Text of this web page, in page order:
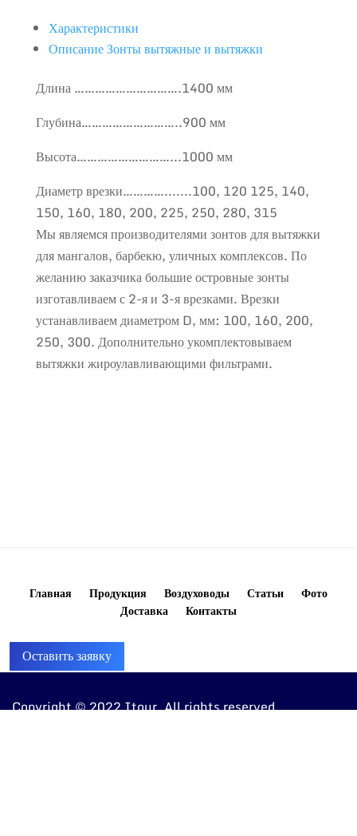
Характеристики
Описание Зонты вытяжные и вытяжки
Длина ………………………….1400 мм
Глубина………………………..900 мм
Высота………………………...1000 мм
Диаметр врезки………….......100, 120 125, 140,
150, 160, 180, 200, 225, 250, 280, 315
Мы являемся производителями зонтов для вытяжки
для мангалов, барбекю, уличных комплексов. По
желанию заказчика большие островные зонты
изготавливаем с 2-я и 3-я врезками. Врезки
устанавливаем диаметром D, мм: 100, 160, 200,
250, 300. Дополнительно укомплектовываем
вытяжки жироулавливающими фильтрами.
Главная Продукция Воздуховоды Статьи
Фото
Доставка
Контакты
Оставить заявку
Copyright © 2022 Itour. All rights reserved